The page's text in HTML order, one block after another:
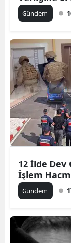
Gündem
12 İlde Dev
İşlem
Gündem